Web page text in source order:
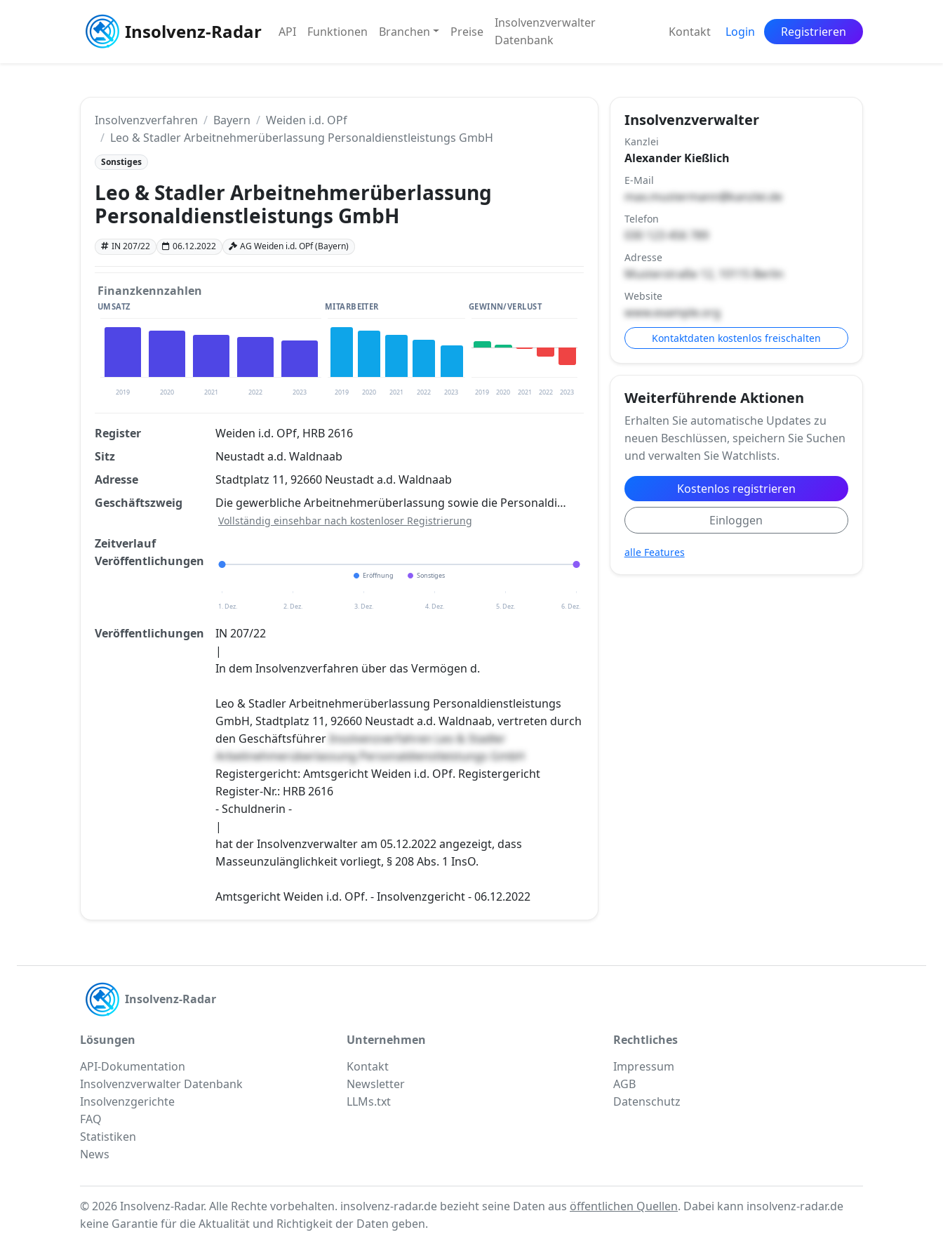
Insolvenz-Radar API Funktionen Branchen Preise
Insolvenzverwalter
Datenbank
Kontakt Login Registrieren
Insolvenzverfahren Bayern
Weiden i.d. OPf
Leo & Stadler Arbeitnehmerüberlassung Personaldienstleistungs GmbH
Sonstiges
Leo & Stadler Arbeitnehmerüberlassung
Personaldienstleistungs GmbH
IN 207/22 06.12.2022 AG Weiden i.d. OPf (Bayern)
Finanzkennzahlen
UMSATZ
2019 2020 2021 2022 2023
MITARBEITER
2019 2020 2021 2022 2023
GEWINN/VERLUST
2019 2020 2021 2022 2023
Finanzkennzahlen nach kostenloser Registrierung verfügbar
Jetzt kostenlos registrieren
Register
Weiden i.d. OPf, HRB 2616
Sitz
Neustadt a.d. Waldnaab
Adresse
Stadtplatz 11, 92660 Neustadt a.d. Waldnaab
Geschäftszweig
Die gewerbliche Arbeitnehmerüberlassung sowie die Personaldi…
Vollständig einsehbar nach kostenloser Registrierung
Zeitverlauf
Veröffentlichungen
Eröffnung Sonstiges
1. Dez. 2. Dez. 3. Dez. 4. Dez. 5. Dez. 6. Dez.
Veröffentlichungen
IN 207/22
|
In dem Insolvenzverfahren über das Vermögen d.
Leo & Stadler Arbeitnehmerüberlassung Personaldienstleistungs
GmbH, Stadtplatz 11, 92660 Neustadt a.d. Waldnaab, vertreten durch
den Geschäftsführer Insolvenzverfahren Leo & Stadler
Arbeitnehmerüberlassung Personaldienstleistungs GmbH
Registergericht: Amtsgericht Weiden i.d. OPf. Registergericht
Register-Nr.: HRB 2616
- Schuldnerin -
|
hat der Insolvenzverwalter am 05.12.2022 angezeigt, dass
Masseunzulänglichkeit vorliegt, § 208 Abs. 1 InsO.
Amtsgericht Weiden i.d. OPf. - Insolvenzgericht - 06.12.2022
Insolvenzverwalter
Kanzlei
Alexander Kießlich
E-Mail
max.mustermann@kanzlei.de
Telefon
030 123 456 789
Adresse
Musterstraße 12, 10115 Berlin
Website
www.example.org
Kontaktdaten kostenlos freischalten
Weiterführende Aktionen
Erhalten Sie automatische Updates zu
neuen Beschlüssen, speichern Sie Suchen
und verwalten Sie Watchlists.
Kostenlos registrieren
Einloggen
alle Features
Insolvenz-Radar
Lösungen
API-Dokumentation
Insolvenzverwalter Datenbank
Insolvenzgerichte
FAQ
Statistiken
News
Unternehmen
Kontakt
Newsletter
LLMs.txt
Rechtliches
Impressum
AGB
Datenschutz
© 2026 Insolvenz-Radar. Alle Rechte vorbehalten. insolvenz-radar.de bezieht seine Daten aus öffentlichen Quellen. Dabei kann insolvenz-radar.de
keine Garantie für die Aktualität und Richtigkeit der Daten geben.